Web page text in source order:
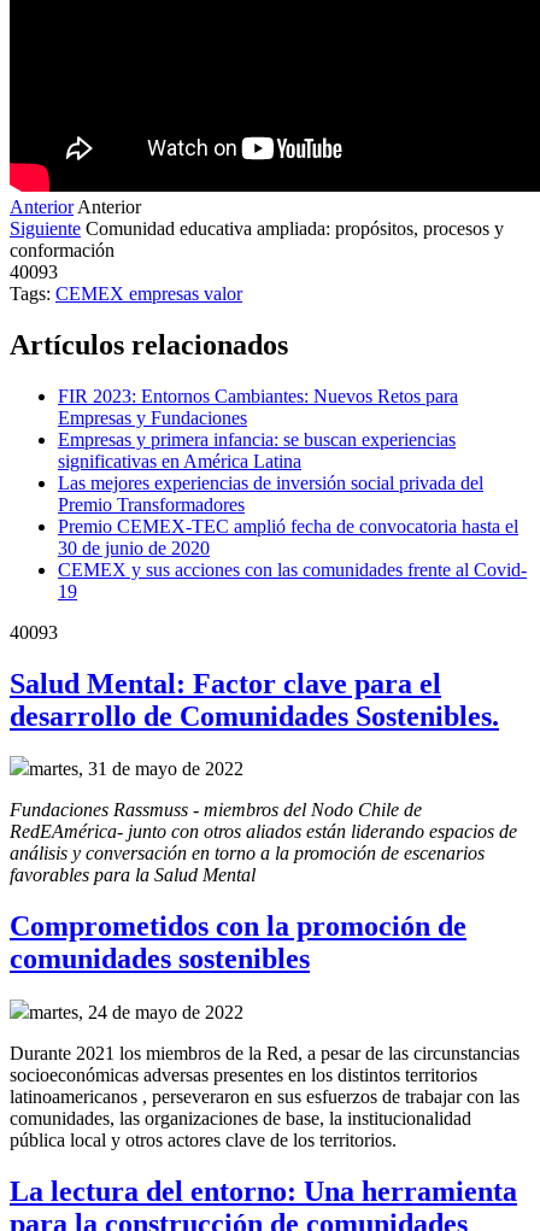
Anterior Anterior
Siguiente Comunidad educativa ampliada: propósitos, procesos y
conformación
40093
Tags: CEMEX empresas valor
Artículos relacionados
FIR 2023: Entornos Cambiantes: Nuevos Retos para
Empresas y Fundaciones
Empresas y primera infancia: se buscan experiencias
significativas en América Latina
Las mejores experiencias de inversión social privada del
Premio Transformadores
Premio CEMEX-TEC amplió fecha de convocatoria hasta el
30 de junio de 2020
CEMEX y sus acciones con las comunidades frente al Covid-
19
40093
Salud Mental: Factor clave para el
desarrollo de Comunidades Sostenibles.
martes, 31 de mayo de 2022
Fundaciones Rassmuss - miembros del Nodo Chile de
RedEAmérica- junto con otros aliados están liderando espacios de
análisis y conversación en torno a la promoción de escenarios
favorables para la Salud Mental
Comprometidos con la promoción de
comunidades sostenibles
martes, 24 de mayo de 2022
Durante 2021 los miembros de la Red, a pesar de las circunstancias
socioeconómicas adversas presentes en los distintos territorios
latinoamericanos , perseveraron en sus esfuerzos de trabajar con las
comunidades, las organizaciones de base, la institucionalidad
pública local y otros actores clave de los territorios.
La lectura del entorno: Una herramienta
para la construcción de comunidades